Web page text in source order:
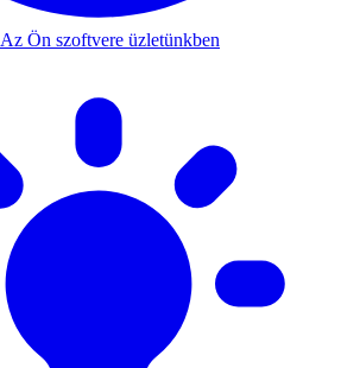
Az Ön szoftvere üzletünkben